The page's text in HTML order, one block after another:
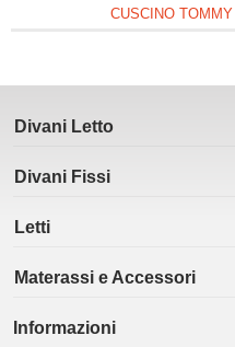
CUSCINO TOMMY
Divani Letto
Divani Fissi
Letti
Materassi e Accessori
Informazioni